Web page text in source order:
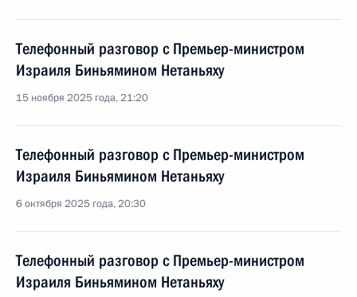
Телефонный разговор с Премьер-министром
Израиля Биньямином Нетаньяху
15 ноября 2025 года, 21:20
Телефонный разговор с Премьер-министром
Израиля Биньямином Нетаньяху
6 октября 2025 года, 20:30
Телефонный разговор с Премьер-министром
Израиля Биньямином Нетаньяху